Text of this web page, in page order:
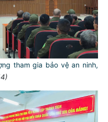
tham gia bảo vệ an ninh,